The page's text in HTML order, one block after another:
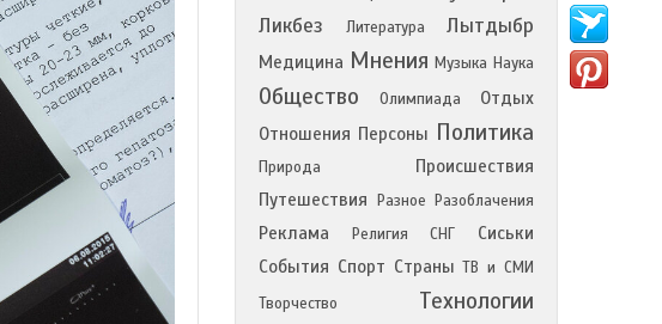
Ликбез
Литература Лытдыбр
Медицина Мнения Музыка Наука
Общество Олимпиада
Отдых
Отношения Персоны Политика
Природа
Происшествия
Путешествия
Разное Разоблачения
Реклама Религия СНГ
Сиськи
События Спорт Страны ТВ и СМИ
Творчество
Технологии